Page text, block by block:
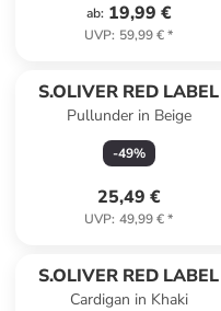
ab: 19,99 €
UVP: 59,99 €*
S.OLIVER RED LABEL
Pullunder in Beige
-49%
25,49 €
UVP: 49,99 €*
S.OLIVER RED LABEL
Cardigan in Khaki